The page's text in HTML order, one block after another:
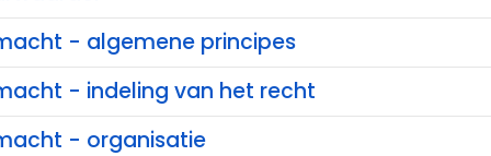
- algemene principes
- indeling van het recht
- organisatie